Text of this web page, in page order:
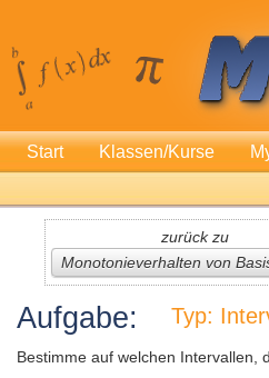
Start Klassen/Kurse
zurück zu
Monotonieverhalten von
Aufgabe: Typ:
Bestimme auf welchen Intervallen,